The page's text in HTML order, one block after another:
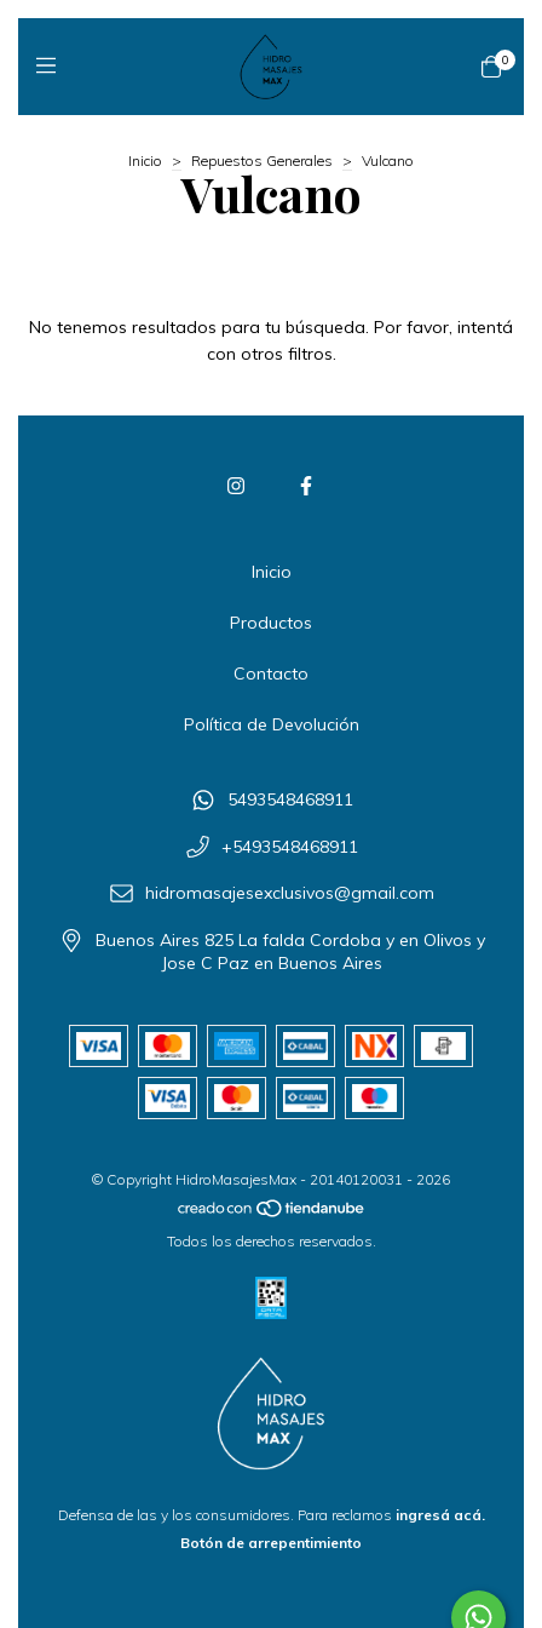
0
Inicio > Repuestos Generales > Vulcano
Vulcano
No tenemos resultados para tu búsqueda. Por favor, intentá
con otros filtros.
Inicio
Productos
Contacto
Política de Devolución
5493548468911
+5493548468911
hidromasajesexclusivos@gmail.com
Buenos Aires 825 La falda Cordoba y en Olivos y
Jose C Paz en Buenos Aires
© Copyright HidroMasajesMax - 20140120031 - 2026
Todos los derechos reservados.
Defensa de las y los consumidores. Para reclamos ingresá acá.
Botón de arrepentimiento